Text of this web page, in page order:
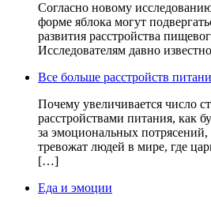
Согласно новому
форме яблока могут
развития расстройства
Исследователям давно
Все больше расстройств
Почему увеличивается число
расстройствами питания, как
за эмоциональных потрясений,
тревожат людей в мире, где
[…]
Еда и эмоции